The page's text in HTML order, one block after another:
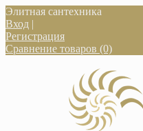
Элитная сантехника
Вход |
Регистрация
Сравнение товаров (0)